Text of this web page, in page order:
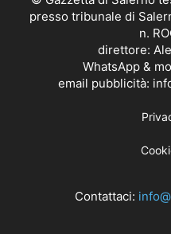
presso tribunale di
n.
direttore:
WhatsApp &
email pubblicità:
Contattaci: